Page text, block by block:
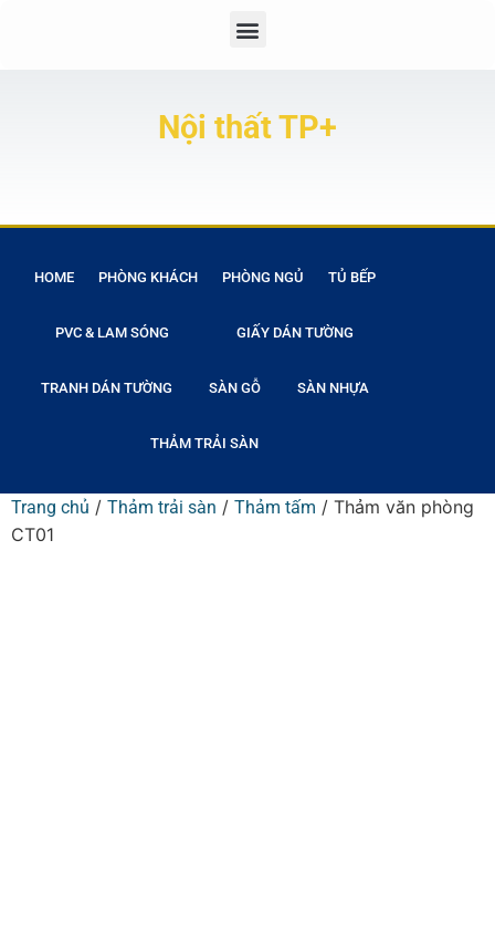
Nội thất TP+
HOME PHÒNG KHÁCH PHÒNG NGỦ TỦ BẾP
PVC & LAM SÓNG GIẤY DÁN TƯỜNG
TRANH DÁN TƯỜNG SÀN GỖ SÀN NHỰA
THẢM TRẢI SÀN
Trang chủ / Thảm trải sàn / Thảm tấm / Thảm văn phòng
CT01